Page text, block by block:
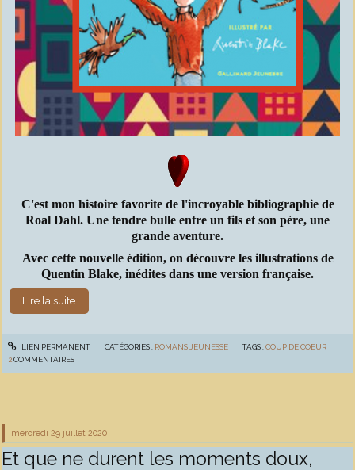
C'est mon histoire favorite de l'incroyable bibliographie de
Roal Dahl. Une tendre bulle entre un fils et son père, une
grande aventure.
Avec cette nouvelle édition, on découvre les illustrations de
Quentin Blake, inédites dans une version française.
Lire la suite
LIEN PERMANENT CATÉGORIES : ROMANS JEUNESSE TAGS :COUP DE COEUR
2COMMENTAIRES
mercredi 29 juillet 2020
Et que ne durent les moments doux,